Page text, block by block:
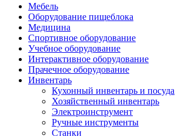
Мебель
Оборудование пищеблока
Медицина
Спортивное оборудование
Учебное оборудование
Интерактивное оборудование
Прачечное оборудование
Инвентарь
Кухонный инвентарь и посуда
Хозяйственный инвентарь
Электроинструмент
Ручные инструменты
Станки